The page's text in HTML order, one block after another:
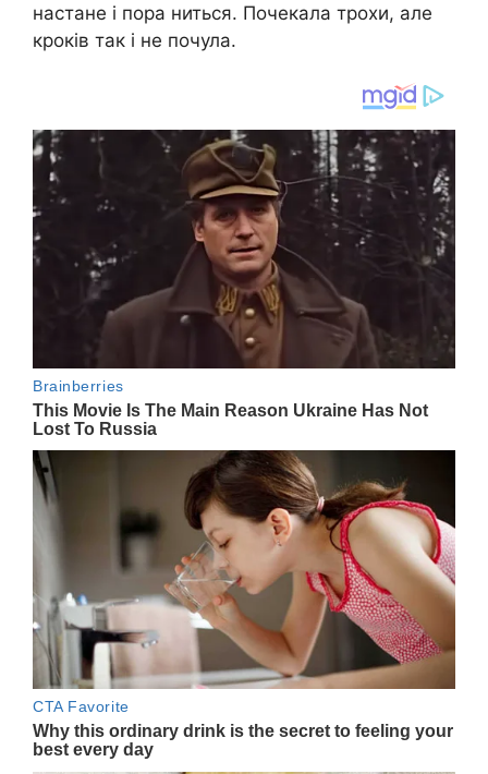
настане і пора ниться. Почекала трохи, але
кроків так і не почула.